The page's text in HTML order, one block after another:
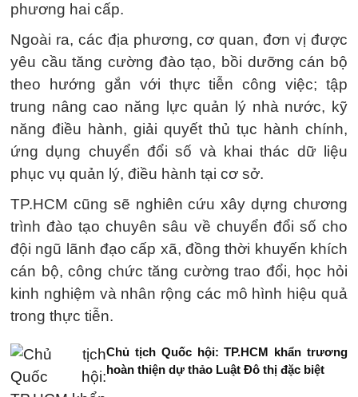
phương hai cấp.
Ngoài ra, các địa phương, cơ quan, đơn vị được
yêu cầu tăng cường đào tạo, bồi dưỡng cán bộ
theo hướng gắn với thực tiễn công việc; tập
trung nâng cao năng lực quản lý nhà nước, kỹ
năng điều hành, giải quyết thủ tục hành chính,
ứng dụng chuyển đổi số và khai thác dữ liệu
phục vụ quản lý, điều hành tại cơ sở.
TP.HCM cũng sẽ nghiên cứu xây dựng chương
trình đào tạo chuyên sâu về chuyển đổi số cho
đội ngũ lãnh đạo cấp xã, đồng thời khuyến khích
cán bộ, công chức tăng cường trao đổi, học hỏi
kinh nghiệm và nhân rộng các mô hình hiệu quả
trong thực tiễn.
Chủ tịch Quốc hội: TP.HCM khẩn trương
hoàn thiện dự thảo Luật Đô thị đặc biệt